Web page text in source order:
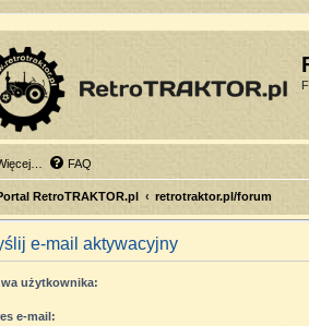
FAQ
RetroTRAKTOR.pl retrotraktor.pl/forum
e-mail aktywacyjny
użytkownika:
e-mail: